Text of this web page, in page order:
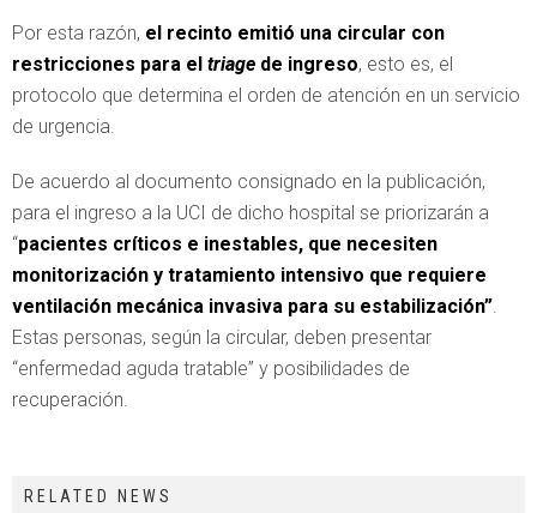
Por esta razón, el recinto emitió una circular con
restricciones para el triage de ingreso, esto es, el
protocolo que determina el orden de atención en un servicio
de urgencia.
De acuerdo al documento consignado en la publicación,
para el ingreso a la UCI de dicho hospital se priorizarán a
“pacientes críticos e inestables, que necesiten
monitorización y tratamiento intensivo que requiere
ventilación mecánica invasiva para su estabilización”
Estas personas, según la circular, deben presentar
“enfermedad aguda tratable” y posibilidades de
recuperación.
RELATED NEWS